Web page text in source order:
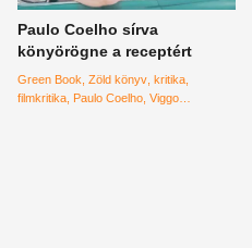
Paulo Coelho sírva
könyörögne a receptért
Green Book Zöld könyv kritika
filmkritika Paulo Coelho Viggo